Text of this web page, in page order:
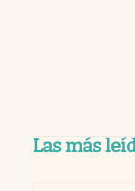
Las más